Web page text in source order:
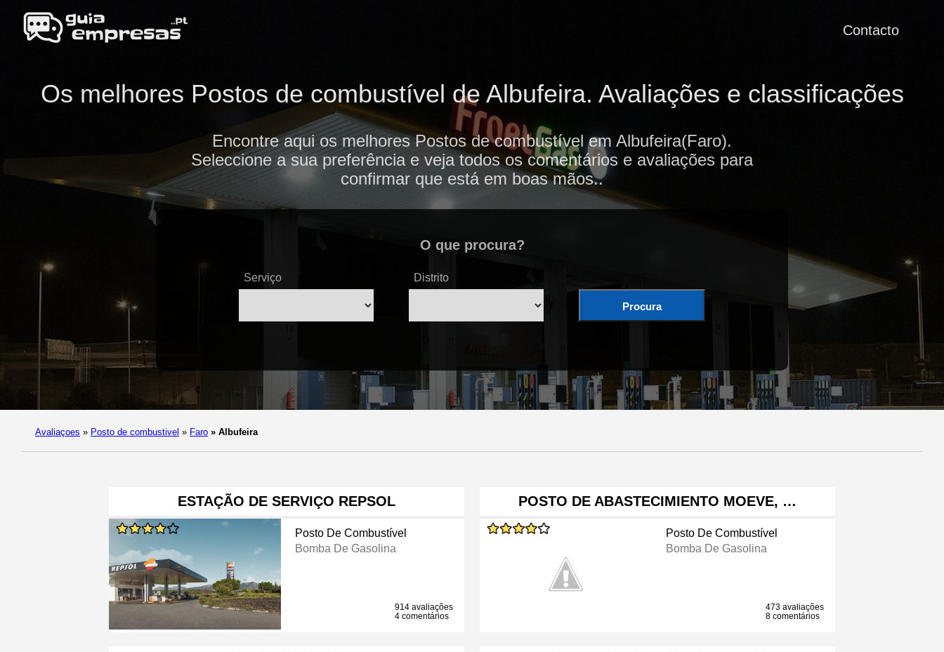
Contacto
Os melhores Postos de combustível de Albufeira. Avaliações e classificações
Encontre aqui os melhores Postos de combustível em Albufeira(Faro).
Seleccione a sua preferência e veja todos os comentários e avaliações para
confirmar que está em boas mãos..
O que procura?
Serviço Distrito
Procura
Avaliaçoes » Posto de combustivel » Faro » Albufeira
ESTAÇÃO DE SERVIÇO REPSOL
Posto De Combustível
Bomba De Gasolina
914 avaliações
4 comentários
POSTO DE ABASTECIMIENTO MOEVE, …
Posto De Combustível
Bomba De Gasolina
473 avaliações
8 comentários